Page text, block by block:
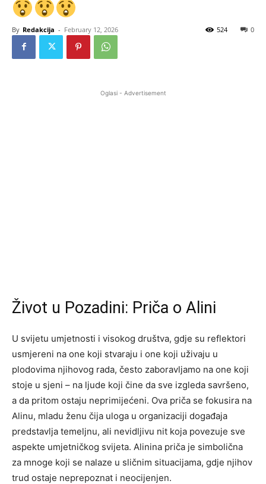
By Redakcija - February 12, 2026 0
524
Oglasi - Advertisement
Život u Pozadini: Priča o Alini
U svijetu umjetnosti i visokog društva, gdje su reflektori
usmjereni na one koji stvaraju i one koji uživaju u
plodovima njihovog rada, često zaboravljamo na one koji
stoje u sjeni – na ljude koji čine da sve izgleda savršeno,
a da pritom ostaju neprimijećeni. Ova priča se fokusira na
Alinu, mladu ženu čija uloga u organizaciji događaja
predstavlja temeljnu, ali nevidljivu nit koja povezuje sve
aspekte umjetničkog svijeta. Alinina priča je simbolična
za mnoge koji se nalaze u sličnim situacijama, gdje njihov
trud ostaje neprepoznat i neocijenjen.